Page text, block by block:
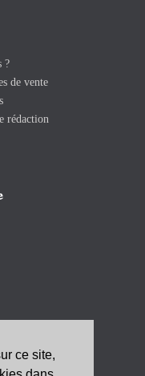
ce site,
?
de vente
rédaction